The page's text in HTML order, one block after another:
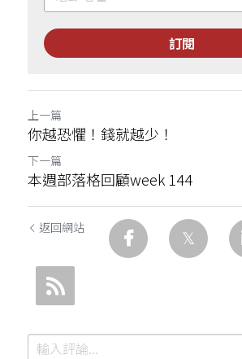
訂閱
上一篇
你越恐懼！錢就越少！
下一篇
本週部落格回顧week 144
返回網站